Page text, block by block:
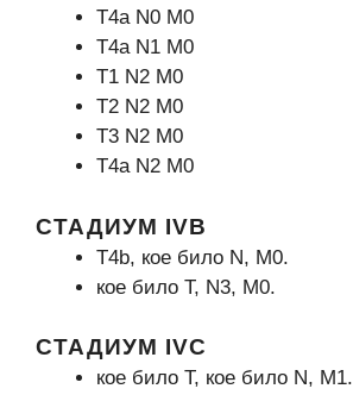
Т4а N0 М0
Т4а N1 М0
Т1 N2 М0
Т2 N2 М0
Т3 N2 М0
Т4а N2 М0
СТАДИУМ IVB
Т4b, кое било N, М0.
кое било Т, N3, М0.
СТАДИУМ IVC
кое било Т, кое било N, М1.